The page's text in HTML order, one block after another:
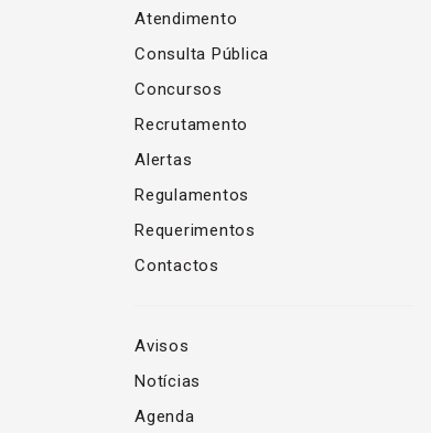
Atendimento
Consulta Pública
Concursos
Recrutamento
Alertas
Regulamentos
Requerimentos
Contactos
Avisos
Notícias
Agenda